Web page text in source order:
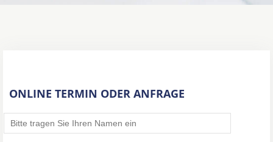
ONLINE TERMIN ODER ANFRAGE